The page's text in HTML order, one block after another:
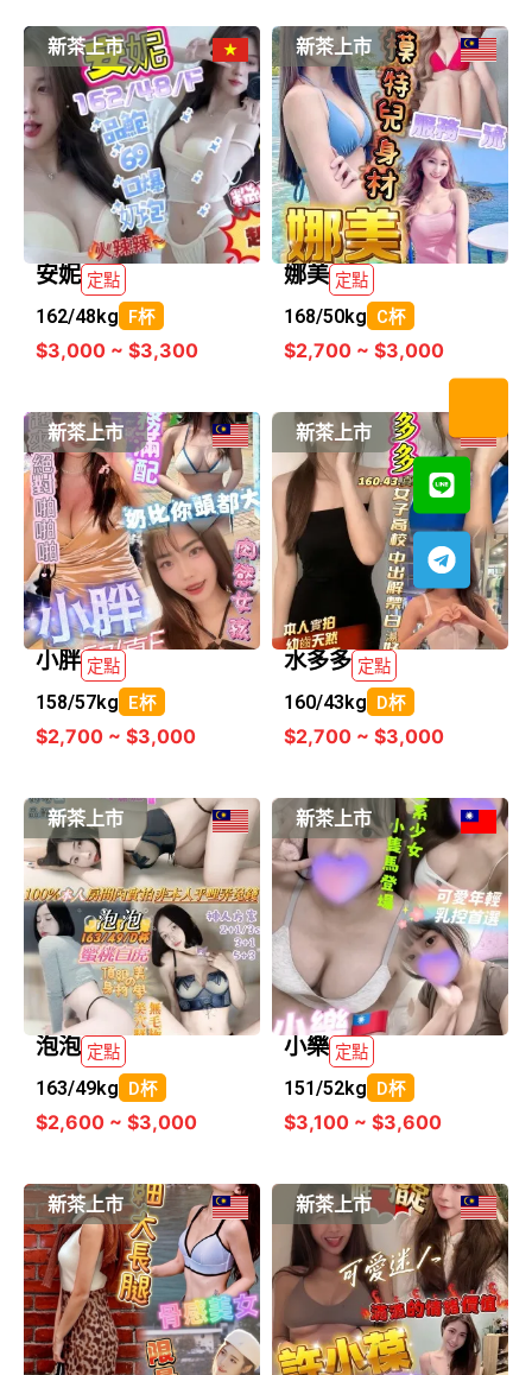
新茶上市
安妮 定點
162/48kg F杯
$3,000 ~ $3,300
新茶上市
娜美 定點
168/50kg C杯
$2,700 ~ $3,000
新茶上市
小胖 定點
158/57kg E杯
$2,700 ~ $3,000
新茶上市
水多多 定點
160/43kg D杯
$2,700 ~ $3,000
新茶上市
泡泡 定點
163/49kg D杯
$2,600 ~ $3,000
新茶上市
小樂 定點
151/52kg D杯
$3,100 ~ $3,600
新茶上市 新茶上市